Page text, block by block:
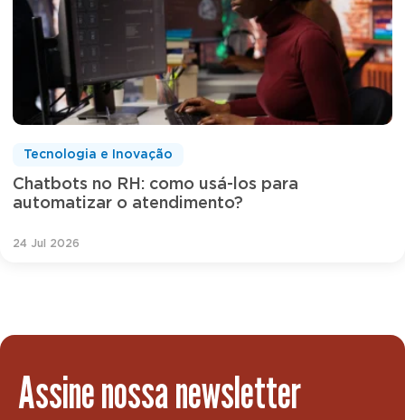
Chatbots no RH: como usá-los para
automatizar o atendimento?
Tecnologia e Inovação
24 Jul 2026
Assine nossa newsletter